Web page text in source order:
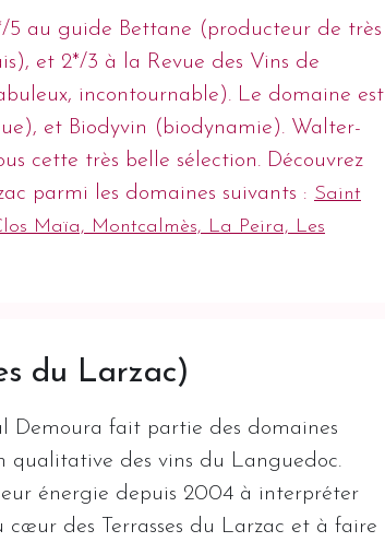
5 au guide Bettane (producteur de très
et 2*/3 à la Revue des Vins de
incontournable). Le domaine est
et Biodyvin (biodynamie). Walter-
cette très belle sélection. Découvrez
parmi les domaines suivants : Saint
Maïa, Montcalmès, La Peira, Les
du Larzac)
Demoura fait partie des domaines
qualitative des vins du Languedoc.
énergie depuis 2004 à interpréter
cœur des Terrasses du Larzac et à faire